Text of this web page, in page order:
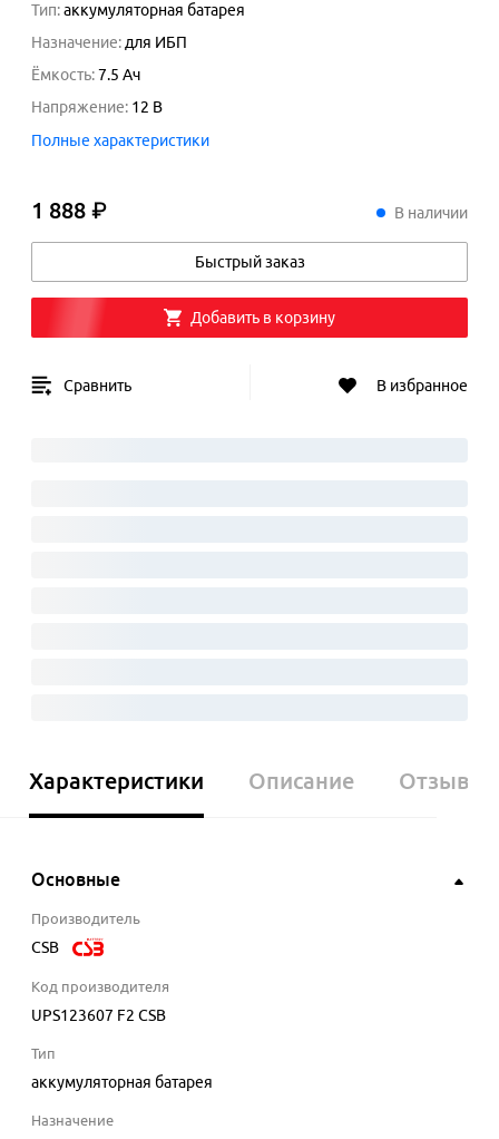
Тип:аккумуляторная батарея
Назначение: для ИБП
Ёмкость:7.5 Ач
Напряжение: 12 В
Полные характеристики
1 888 ₽1 888 ₽ В наличии
Быстрый заказ
Добавить в корзину
Сравнить В избранное
Характеристики Описание Отзывы
Основные
Производитель
CSB
Код производителя
UPS123607 F2 CSB
Тип
аккумуляторная батарея
Назначение